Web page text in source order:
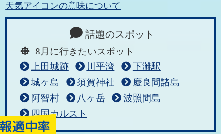
天気アイコンの意味について
話題のスポット
8月に行きたいスポット
上田城跡
川平湾
下灘駅
城ヶ島
須賀神社
慶良間諸島
阿智村
八ヶ岳
波照間島
四国カルスト